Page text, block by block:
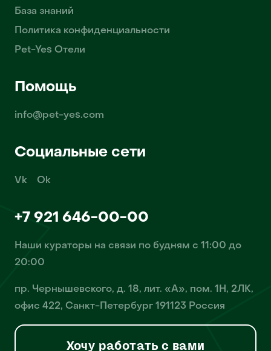
База знаний
Политика конфиденциальности
Pet-Yes Отели
Помощь
info@pet-yes.com
Социальные сети
Vk Ok
+7 921 646-00-00
Наши кураторы на связи по будням с 11:00 до
20:00
пр. Чернышевского, д. 18, лит. «А», пом. 1Н, 2ЛК,
офис 422, Санкт-Петербург 191123 Россия
Хочу работать с вами